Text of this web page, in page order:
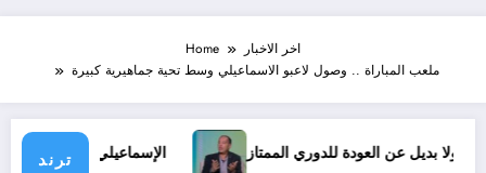
Home
اخر الاخبار
ملعب المباراة .. وصول لاعبو الاسماعيلي وسط تحية جماهيرية كبيرة
ترند
الإسماعيلي يدخل ولا بديل عن العودة للدوري الممتاز